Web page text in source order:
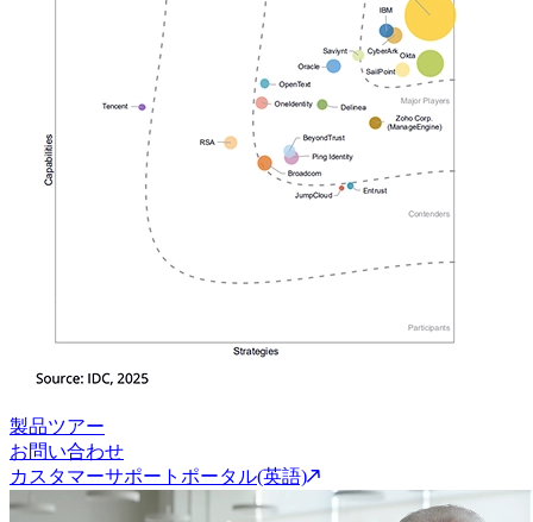
製品ツアー
お問い合わせ
カスタマーサポートポータル(英語)